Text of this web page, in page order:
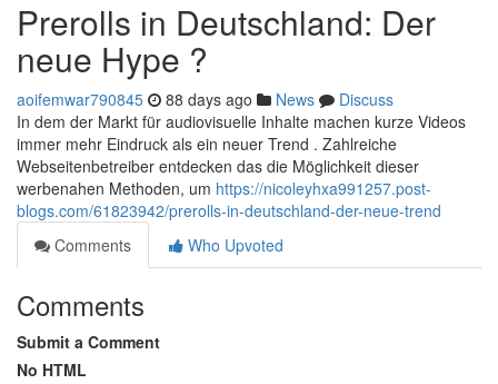
Prerolls in Deutschland: Der
neue Hype ?
aoifemwar790845 88 days ago News
Discuss
In dem der Markt für audiovisuelle Inhalte machen kurze Videos
immer mehr Eindruck als ein neuer Trend . Zahlreiche
Webseitenbetreiber entdecken das die Möglichkeit dieser
werbenahen Methoden, um https://nicoleyhxa991257.post-
blogs.com/61823942/prerolls-in-deutschland-der-neue-trend
Comments
Who Upvoted
Comments
Submit a Comment
No HTML